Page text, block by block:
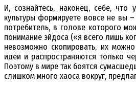
И, сознайтесь, наконец, себе, что
культуры формируете вовсе не вы
потребитель, в голове которого
понимание эйдоса («я всего лишь
невозможно скопировать, их
идеи и распространяются только
Поэтому в мире так боятся
слишком много хаоса вокруг,